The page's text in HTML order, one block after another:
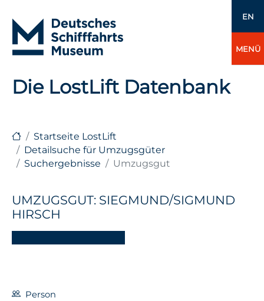
EN
MENÜ
Die LostLift Datenbank
Startseite LostLift
Detailsuche für Umzugsgüter
Suchergebnisse
Umzugsgut
UMZUGSGUT: SIEGMUND/SIGMUND
HIRSCH
Person